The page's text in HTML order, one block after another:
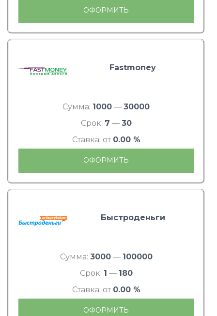
ОФОРМИТЬ
Fastmoney
Сумма: 1000 — 30000
Срок: 7 — 30
Ставка: от 0.00 %
ОФОРМИТЬ
Быстроденьги
Сумма: 3000— 100000
Срок: 1 — 180
Ставка: от 0.00 %
ОФОРМИТЬ